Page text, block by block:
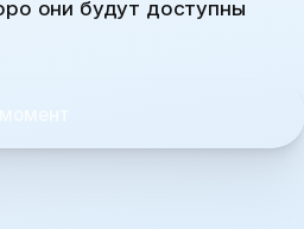
они будут доступны